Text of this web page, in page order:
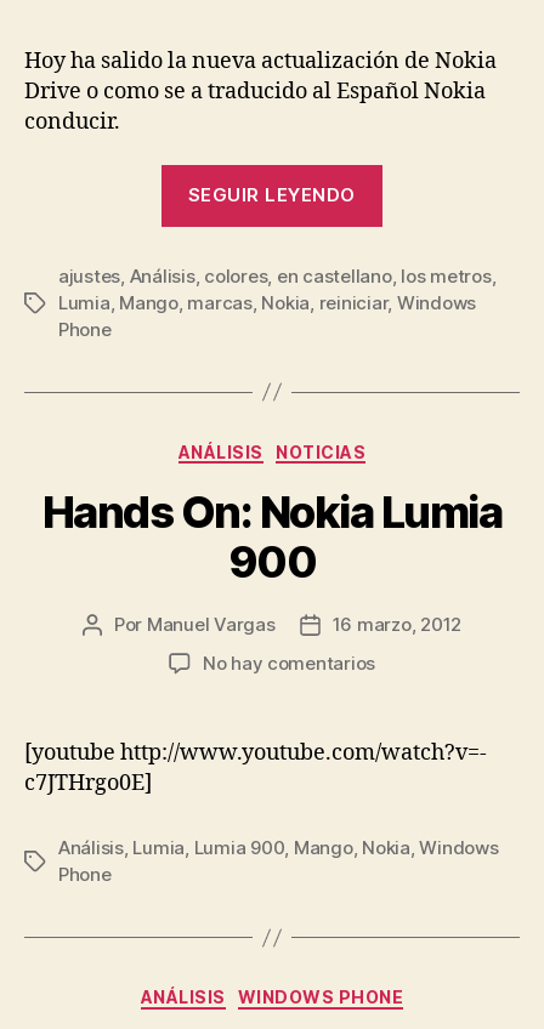
Hoy ha salido la nueva actualización de Nokia
Drive o como se a traducido al Español Nokia
conducir.
SEGUIR LEYENDO
2.0»
Etiquetas
ajustes Análisis, colores, en castellano, los metros,
Lumia Mango, marcas, Nokia reiniciar, Windows
Phone
Categorías
ANÁLISIS NOTICIAS
Hands On: Nokia Lumia
900
Autor
Por Manuel Vargas
Fecha
de
16 marzo, 2012
No hay comentariosen
Nokia
Lumia
[youtube http://www.youtube.com/watch?v=-
c7JTHrgo0E]
Etiquetas
Análisis, Lumia, Lumia 900, Mango, Nokia,Windows
Phone
Categorías
ANÁLISIS WINDOWS PHONE